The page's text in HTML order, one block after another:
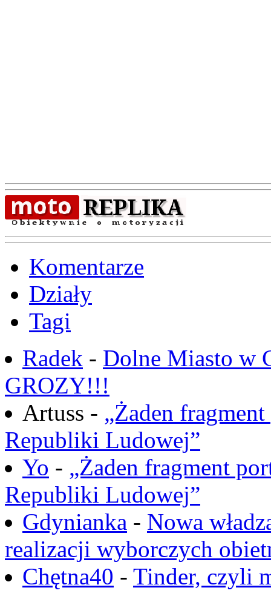
Komentarze
Działy
Tagi
Radek - Dolne Miasto w
GROZY!!!
Artuss - „Żaden
Republiki Ludowej”
Yo - „Żaden fragment
Republiki Ludowej”
Gdynianka - Nowa
realizacji wyborczych
Chętna40 - Tinder, czyli